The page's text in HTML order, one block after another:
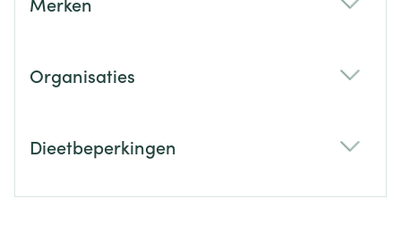
Organisaties
Dieetbeperkingen